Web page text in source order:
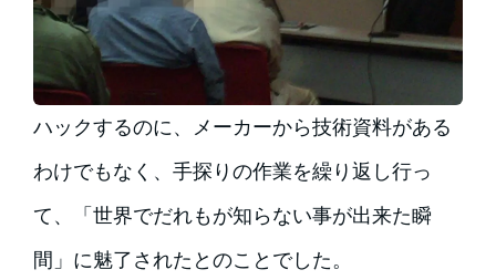
ハックするのに、メーカーから技術資料がある
わけでもなく、手探りの作業を繰り返し行っ
て、「世界でだれもが知らない事が出来た瞬
間」に魅了されたとのことでした。